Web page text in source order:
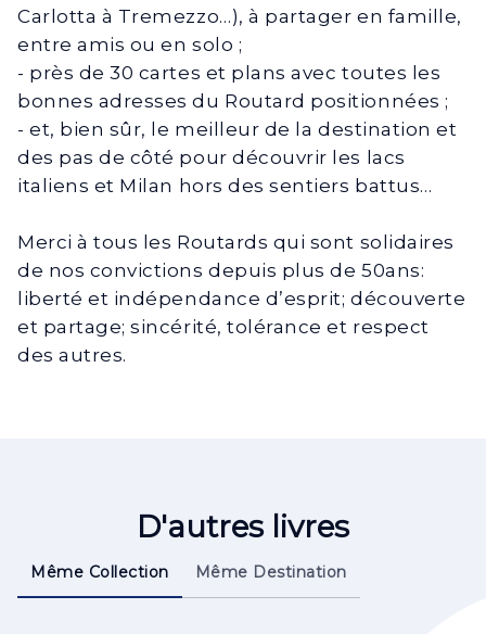
Carlotta à Tremezzo…), à partager en famille,
entre amis ou en solo ;
- près de 30 cartes et plans avec toutes les
bonnes adresses du Routard positionnées ;
- et, bien sûr, le meilleur de la destination et
des pas de côté pour découvrir les lacs
italiens et Milan hors des sentiers battus…
Merci à tous les Routards qui sont solidaires
de nos convictions depuis plus de 50ans:
liberté et indépendance d’esprit; découverte
et partage; sincérité, tolérance et respect
des autres.
D'autres livres
Même Collection Même Destination